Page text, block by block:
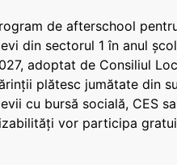
de afterschool
din sectorul 1 în anul
adoptat de Consiliul
plătesc jumătate din
cu bursă socială, CES
vor participa